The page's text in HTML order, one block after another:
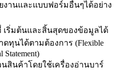
งานและแบบฟอร์มอื่นๆได้อย่าง
เริ่มต้นและสิ้นสุดของข้อมูลได้
ทุนได้ตามต้องการ (Flexible
Statement)
สินค้าโดยใช้เครื่องอ่านบาร์